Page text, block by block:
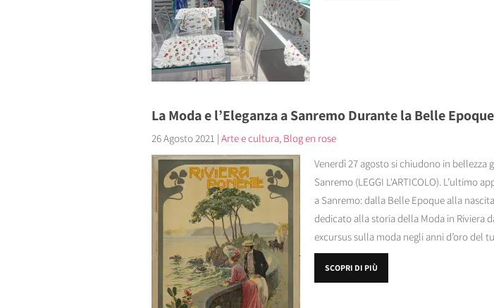
La Moda e l’Eleganza a Sanremo Durante la Belle Epoque
26 Agosto 2021 | Arte e cultura, Blog en rose
Venerdì 27 agosto si chiudono in
Sanremo (LEGGI L'ARTICOLO). L’ultimo
a Sanremo: dalla Belle Epoque alla
dedicato alla storia della Moda in Riviera
excursus sulla moda negli anni d’oro del
SCOPRI DI PIÙ